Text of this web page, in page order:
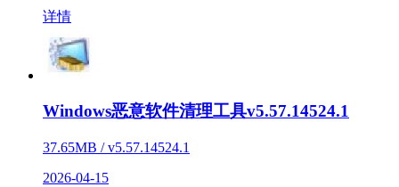
详情
Windows恶意软件清理工具v5.57.14524.1
37.65MB / v5.57.14524.1
2026-04-15